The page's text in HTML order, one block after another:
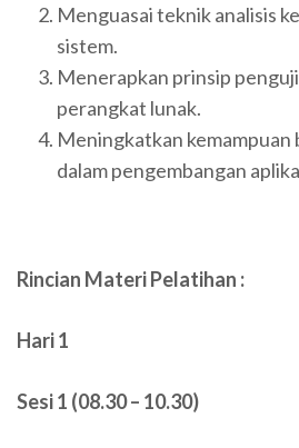
Menguasai teknik analisis
sistem.
Menerapkan prinsip
perangkat lunak.
Meningkatkan
dalam pengembangan
Rincian Materi Pelatihan :
Hari 1
Sesi 1 (08.30 – 10.30)